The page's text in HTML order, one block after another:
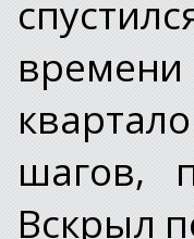
шагов,
Вскрыл